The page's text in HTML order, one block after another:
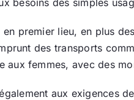
en premier lieu, en plus
des transports
aux femmes, avec des
aux exigences